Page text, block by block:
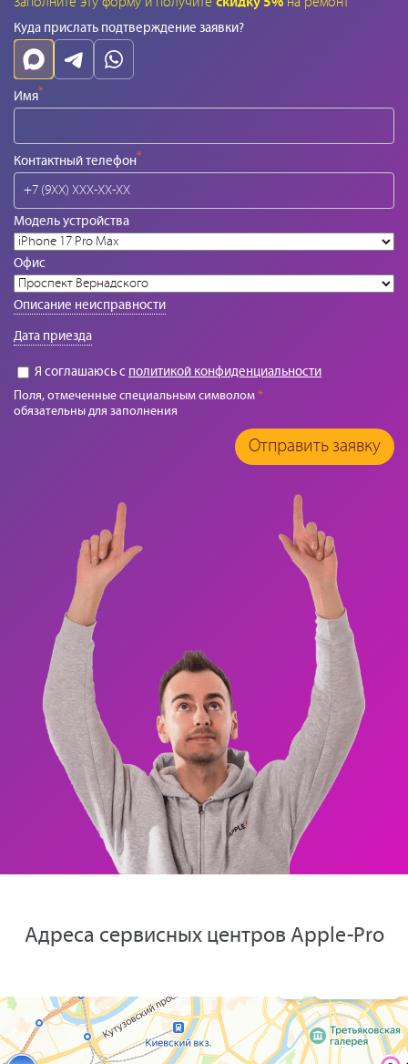
Куда прислать подтверждение заявки?
Имя*
Контактный телефон*
Модель устройства
Офис
Описание неисправности
Дата приезда
Я соглашаюсь с политикой конфиденциальности
Поля, отмеченные специальным символом*
обязательны для заполнения
Отправить заявку
Адреса сервисных центров Apple-Pro